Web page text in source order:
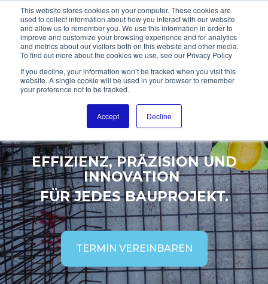
This website stores cookies on your computer. These cookies are
used to collect information about how you interact with our website
and allow us to remember you. We use this information in order to
improve and customize your browsing experience and for analytics
and metrics about our visitors both on this website and other media.
To find out more about the cookies we use, see our Privacy Policy
If you decline, your information won’t be tracked when you visit this
website. A single cookie will be used in your browser to remember
your preference not to be tracked.
Accept Decline
OPTIMIERUNG VON
BAUPROJEKTEN.
DIE ZUKUNFT BAUEN.
EFFIZIENZ, PRÄZISION UND
INNOVATION
FÜR JEDES BAUPROJEKT.
TERMIN VEREINBAREN